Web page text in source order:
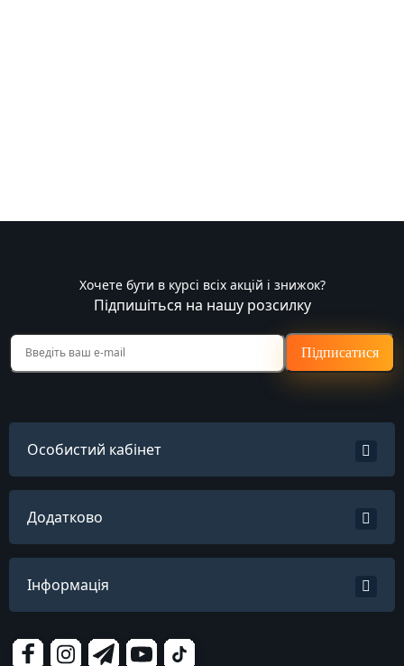
Хочете бути в курсі всіх акцій і знижок?
Підпишіться на нашу розсилку
Підписатися
Особистий кабінет
Додатково
Інформація